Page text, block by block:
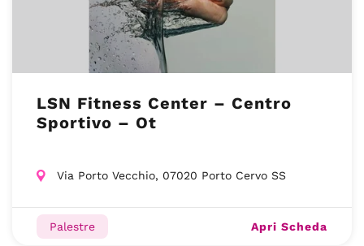
LSN Fitness Center – Centro
Sportivo – Ot
Via Porto Vecchio, 07020 Porto Cervo SS
Palestre Apri Scheda